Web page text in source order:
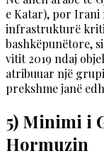
e Katar), por Irani
infrastrukturë
bashkëpunëtore,
vitit 2019 ndaj
atribuuar një
prekshme janë
5) Minimi i
Hormuzin